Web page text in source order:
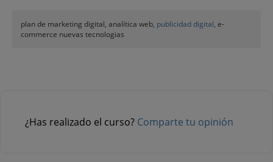
plan de marketing digital, analítica web, publicidad digital, e-
commerce nuevas tecnologias
¿Has realizado el curso? Comparte tu opinión